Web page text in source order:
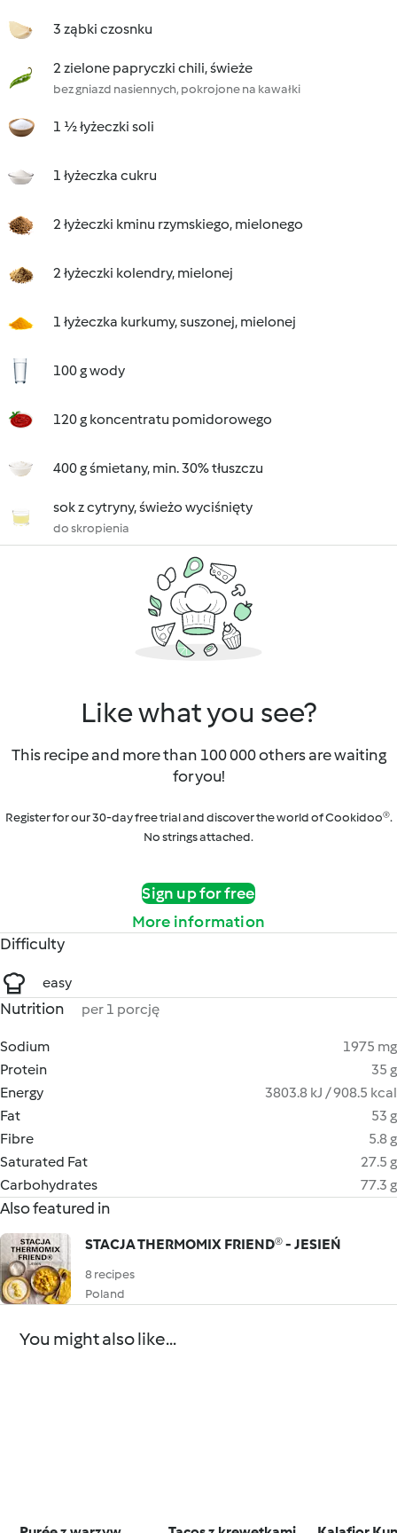
3 ząbki czosnku
2 zielone papryczki chili, świeże
bez gniazd nasiennych, pokrojone na kawałki
1 ½ łyżeczki soli
1 łyżeczka cukru
2 łyżeczki kminu rzymskiego, mielonego
2 łyżeczki kolendry, mielonej
1 łyżeczka kurkumy, suszonej, mielonej
100 g wody
120 g koncentratu pomidorowego
400 g śmietany, min. 30% tłuszczu
sok z cytryny, świeżo wyciśnięty
do skropienia
Like what you see?
This recipe and more than 100 000 others are waiting
for you!
Register for our 30-day free trial and discover the world of Cookidoo®.
No strings attached.
Sign up for free
More information
Difficulty
easy
Nutrition per 1 porcję
Sodium
1975 mg
Protein
35 g
Energy
3803.8 kJ / 908.5 kcal
Fat
53 g
Fibre
5.8 g
Saturated Fat
27.5 g
Carbohydrates
77.3 g
Also featured in
STACJA THERMOMIX FRIEND® - JESIEŃ
8 recipes
Poland
You might also like...